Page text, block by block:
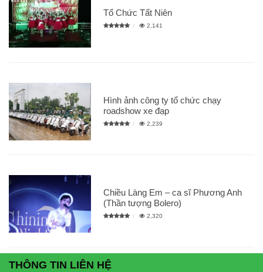
Tổ Chức Tất Niên
2,141
Hình ảnh công ty tổ chức chạy
roadshow xe đạp
2,239
Chiều Làng Em – ca sĩ Phương Anh
(Thần tượng Bolero)
2,320
THÔNG TIN LIÊN HỆ